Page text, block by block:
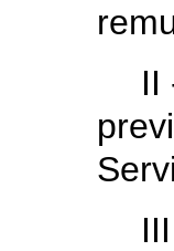
II